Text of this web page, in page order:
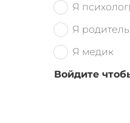
Я
Я родитель
Я медик
Войдите